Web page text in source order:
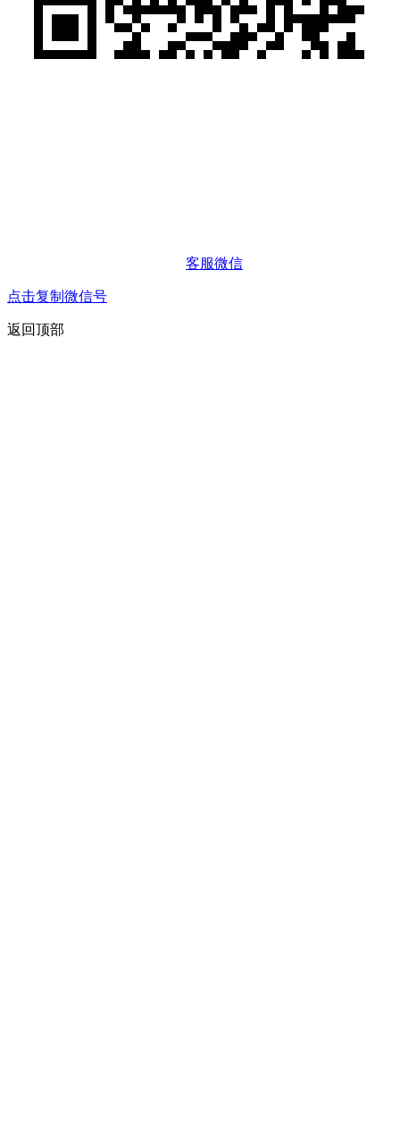
客服微信
点击复制微信号
返回顶部